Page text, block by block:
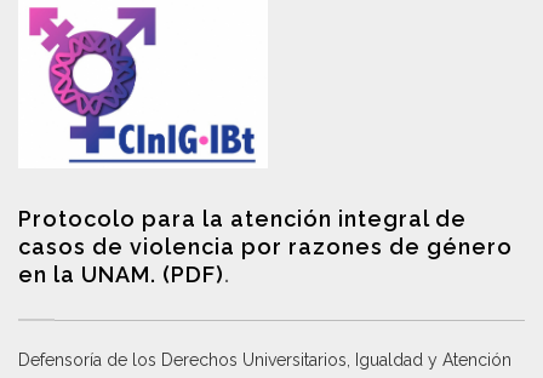
Protocolo para la atención integral de
casos de violencia por razones de género
en la UNAM. (PDF).
Defensoría de los Derechos Universitarios, Igualdad y Atención